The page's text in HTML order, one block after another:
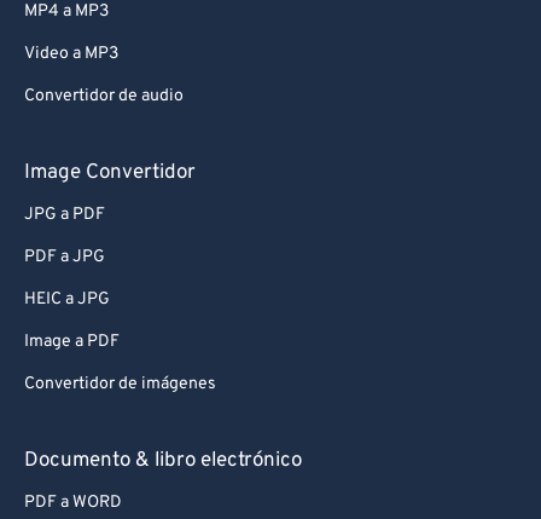
MP4 a MP3
Video a MP3
Convertidor de audio
Image Convertidor
JPG a PDF
PDF a JPG
HEIC a JPG
Image a PDF
Convertidor de imágenes
Documento & libro electrónico
PDF a WORD